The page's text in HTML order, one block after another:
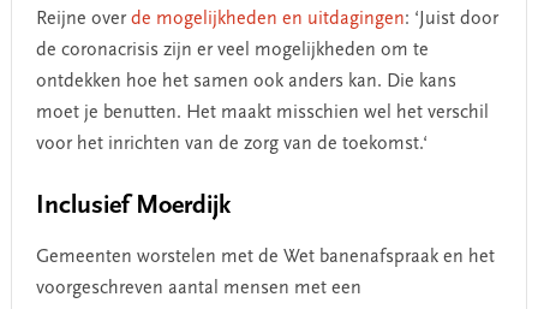
Reijne overde mogelijkheden en uitdagingen: ‘Juist door
de coronacrisis zijn er veel mogelijkheden om te
ontdekken hoe het samen ook anders kan. Die kans
moet je benutten. Het maakt misschien wel het verschil
voor het inrichten van de zorg van de toekomst.‘
Inclusief Moerdijk
Gemeenten worstelen met de Wet banenafspraak en het
voorgeschreven aantal mensen met een